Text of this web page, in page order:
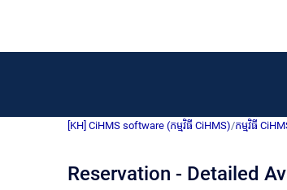
[KH] CiHMS software (កម្មវិធី CiHMS)/កម្មវិធី
Reservation - Detailed